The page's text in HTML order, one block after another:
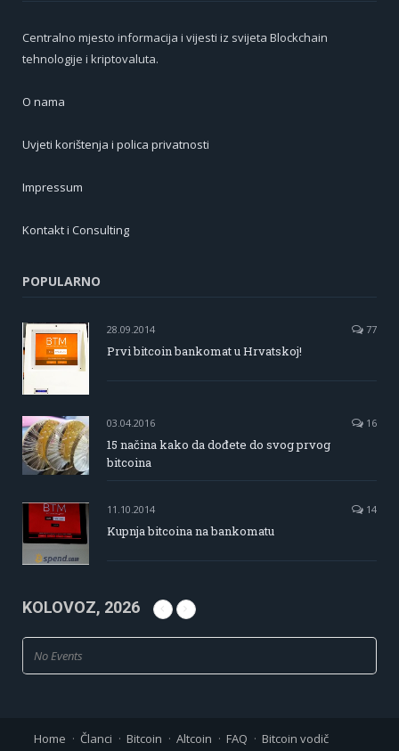
Centralno mjesto informacija i vijesti iz svijeta Blockchain
tehnologije i kriptovaluta.
O nama
Uvjeti korištenja i polica privatnosti
Impressum
Kontakt i Consulting
POPULARNO
28.09.2014 77
Prvi bitcoin bankomat u Hrvatskoj!
03.04.2016 16
15 načina kako da dođete do svog prvog
bitcoina
11.10.2014 14
Kupnja bitcoina na bankomatu
KOLOVOZ, 2026
No Events
Home Članci Bitcoin Altcoin FAQ
Bitcoin vodič